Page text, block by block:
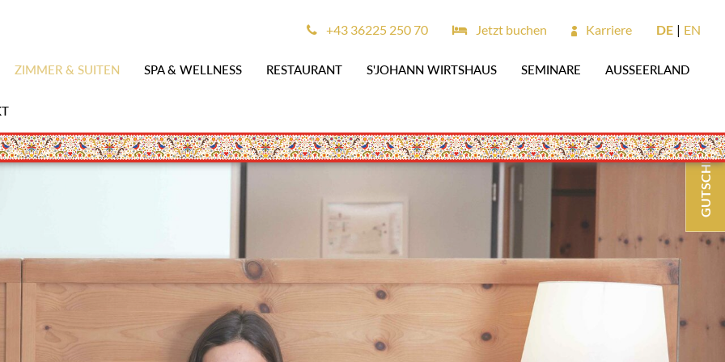
ZIMMER & SUITEN SPA & WELLNESS RESTAURANT S'JOHANN WIRTSHAUS SEMINARE AUSSEERLAND
+43 36225 250 70 Jetzt buchen Karriere DE EN
GUTSCHEINE